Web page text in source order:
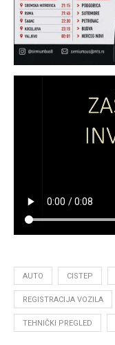
AUTO CISTEP
REGISTRACIJA VOZILA
TEHNIČKI PREGLED